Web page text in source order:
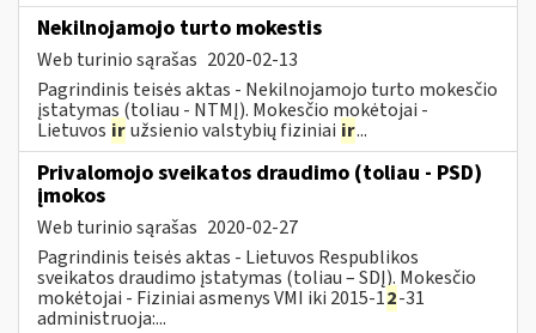
Nekilnojamojo turto mokestis
Web turinio sąrašas 2020-02-13
Pagrindinis teisės aktas - Nekilnojamojo turto mokesčio
įstatymas (toliau - NTMĮ). Mokesčio mokėtojai -
Lietuvos iružsienio valstybių fiziniai ir...
Privalomojo sveikatos draudimo (toliau - PSD)
įmokos
Web turinio sąrašas 2020-02-27
Pagrindinis teisės aktas - Lietuvos Respublikos
sveikatos draudimo įstatymas (toliau – SDĮ). Mokesčio
mokėtojai - Fiziniai asmenys VMI iki 2015-12-31
administruoja:...